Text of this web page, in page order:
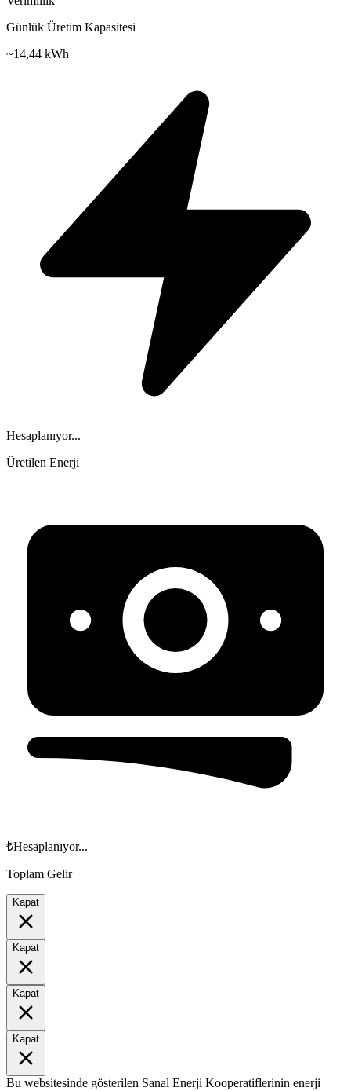
Günlük Üretim Kapasitesi
~14,44 kWh
Hesaplanıyor...
Üretilen Enerji
₺Hesaplanıyor...
Toplam Gelir
Kapat
Kapat
Kapat
Kapat
Bu websitesinde gösterilen Sanal Enerji Kooperatiflerinin enerji